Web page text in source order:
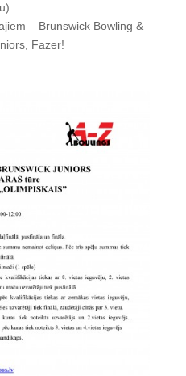
– Brunswick Bowling &
Fazer!